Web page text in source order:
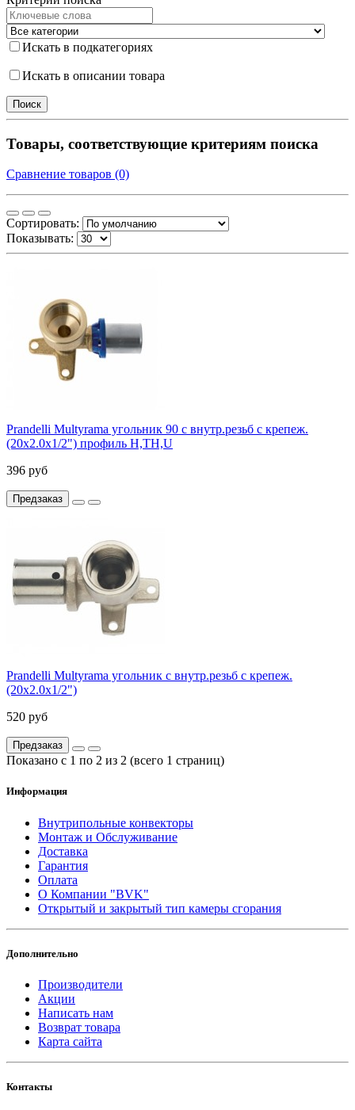
Искать в подкатегориях
Искать в описании товара
Товары, соответствующие критериям поиска
Сравнение товаров (0)
Сортировать:
Показывать:
Prandelli Multyrama угольник 90 с внутр.резьб с крепеж.
(20х2.0х1/2") профиль H,TH,U
396 руб
Предзаказ
Prandelli Multyrama угольник с внутр.резьб с крепеж.
(20х2.0х1/2")
520 руб
Предзаказ
Показано с 1 по 2 из 2 (всего 1 страниц)
Информация
Внутрипольные конвекторы
Монтаж и Обслуживание
Доставка
Гарантия
Оплата
О Компании "BVK"
Открытый и закрытый тип камеры сгорания
Дополнительно
Производители
Акции
Написать нам
Возврат товара
Карта сайта
Контакты